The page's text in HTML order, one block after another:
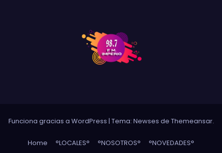
Funciona gracias a WordPress | Tema: Newses de Themeansar.
Home °LOCALES° °NOSOTROS° °NOVEDADES°